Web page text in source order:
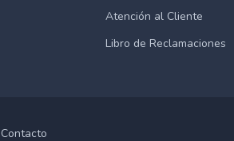
Atención al Cliente
Libro de Reclamaciones
Contacto